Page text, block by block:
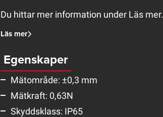
Du hittar mer information under Läs mer.
Läs mer
Egenskaper
Mätområde: ±0,3 mm
Mätkraft: 0,63N
Skyddsklass: IP65